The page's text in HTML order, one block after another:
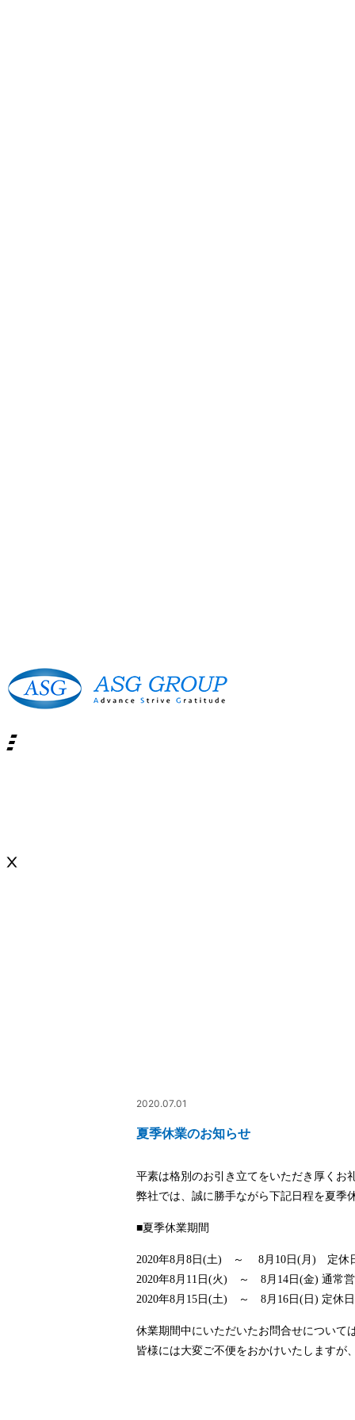
2020.07.01
夏季休業のお知らせ
平素は格別のお引き立てをいただき厚くお
弊社では、誠に勝手ながら下記日程を夏季
■夏季休業期間
2020年8月8日(土) ～ 8月10日(月) 定休
2020年8月11日(火) ～ 8月14日(金) 通常
2020年8月15日(土) ～ 8月16日(日) 定休日
休業期間中にいただいたお問合せについて
皆様には大変ご不便をおかけいたしますが